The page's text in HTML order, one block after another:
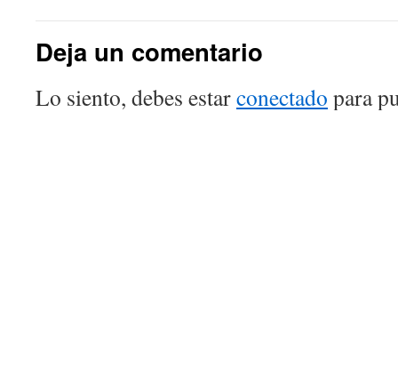
Deja un comentario
Lo siento, debes estarconectado para